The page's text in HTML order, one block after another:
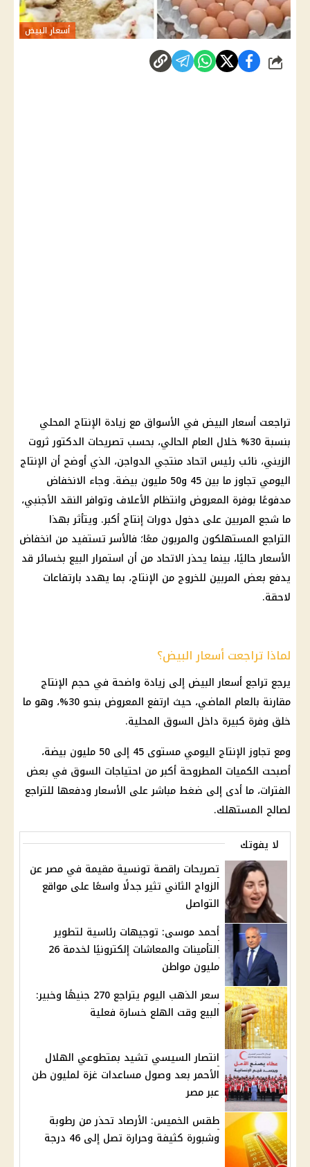
أسعار البيض
شارك
تراجعت أسعار البيض في الأسواق مع زيادة الإنتاج المحلي
بنسبة 30% خلال العام الحالي، بحسب تصريحات الدكتور ثروت
الزيني، نائب رئيس اتحاد منتجي الدواجن، الذي أوضح أن الإنتاج
اليومي تجاوز ما بين 45 و50 مليون بيضة. وجاء الانخفاض
مدفوعًا بوفرة المعروض وانتظام الأعلاف وتوافر النقد الأجنبي،
ما شجع المربين على دخول دورات إنتاج أكبر. ويتأثر بهذا
التراجع المستهلكون والمربون معًا؛ فالأسر تستفيد من انخفاض
الأسعار حاليًا، بينما يحذر الاتحاد من أن استمرار البيع بخسائر قد
يدفع بعض المربين للخروج من الإنتاج، بما يهدد بارتفاعات
لاحقة.
لماذا تراجعت أسعار البيض؟
يرجع تراجع أسعار البيض إلى زيادة واضحة في حجم الإنتاج
مقارنة بالعام الماضي، حيث ارتفع المعروض بنحو 30%، وهو ما
خلق وفرة كبيرة داخل السوق المحلية.
ومع تجاوز الإنتاج اليومي مستوى 45 إلى 50 مليون بيضة،
أصبحت الكميات المطروحة أكبر من احتياجات السوق في بعض
الفترات، ما أدى إلى ضغط مباشر على الأسعار ودفعها للتراجع
لصالح المستهلك.
لا يفوتك
تصريحات راقصة تونسية مقيمة في مصر عن
الزواج الثاني تثير جدلًا واسعًا على مواقع
التواصل
أحمد موسى: توجيهات رئاسية لتطوير
التأمينات والمعاشات إلكترونيًا لخدمة 26
مليون مواطن
سعر الذهب اليوم يتراجع 270 جنيهًا وخبير:
البيع وقت الهلع خسارة فعلية
انتصار السيسي تشيد بمتطوعي الهلال
الأحمر بعد وصول مساعدات غزة لمليون طن
عبر مصر
طقس الخميس: الأرصاد تحذر من رطوبة
وشبورة كثيفة وحرارة تصل إلى 46 درجة